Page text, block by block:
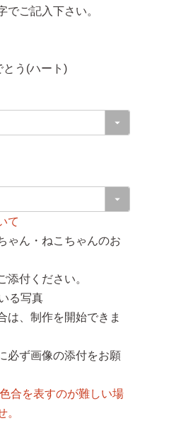
ご記入下さい。
とう(ハート)
て
ゃん・ねこちゃんのお
付ください。
る写真
は、制作を開始できま
必ず画像の添付をお願
合を表すのが難しい場
。